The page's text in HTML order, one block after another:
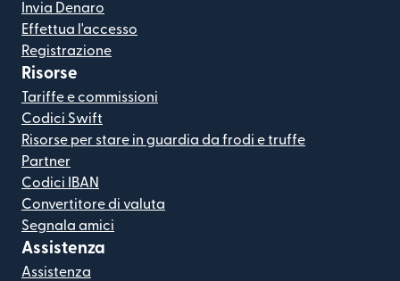
Invia Denaro
Effettua l'accesso
Registrazione
Risorse
Tariffe e commissioni
Codici Swift
Risorse per stare in guardia da frodi e truffe
Partner
Codici IBAN
Convertitore di valuta
Segnala amici
Assistenza
Assistenza